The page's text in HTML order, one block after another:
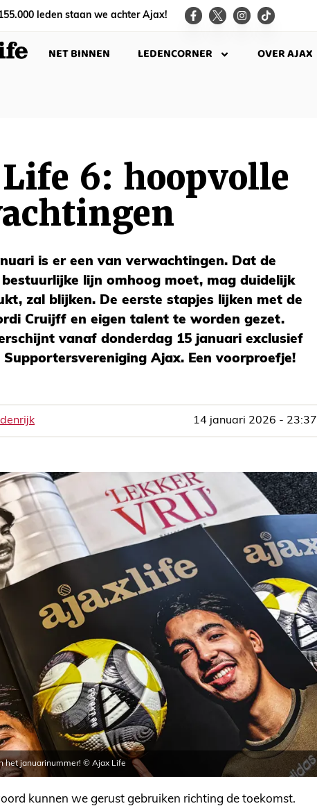
leden staan we achter Ajax!
NET BINNEN LEDENCORNER OVER AJAX
6: hoopvolle
is er een van verwachtingen. Dat de
lijn omhoog moet, mag duidelijk
zal blijken. De eerste stapjes lijken met de
Cruijff en eigen talent te worden gezet.
vanaf donderdag 15 januari exclusief
Supportersvereniging Ajax. Een voorproefje!
14 januari 2026 - 23:37
het januarinummer! © Ajax Life
kunnen we gerust gebruiken richting de toekomst.